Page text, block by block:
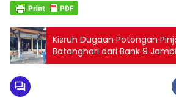
Kisruh Dugaan Potongan
Batanghari dari Bank 9 Jambi